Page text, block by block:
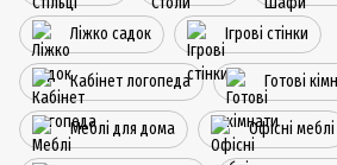
Ліжко садок Ігрові стінки
Кабінет логопеда Готові
Меблі для дома Офісні меблі